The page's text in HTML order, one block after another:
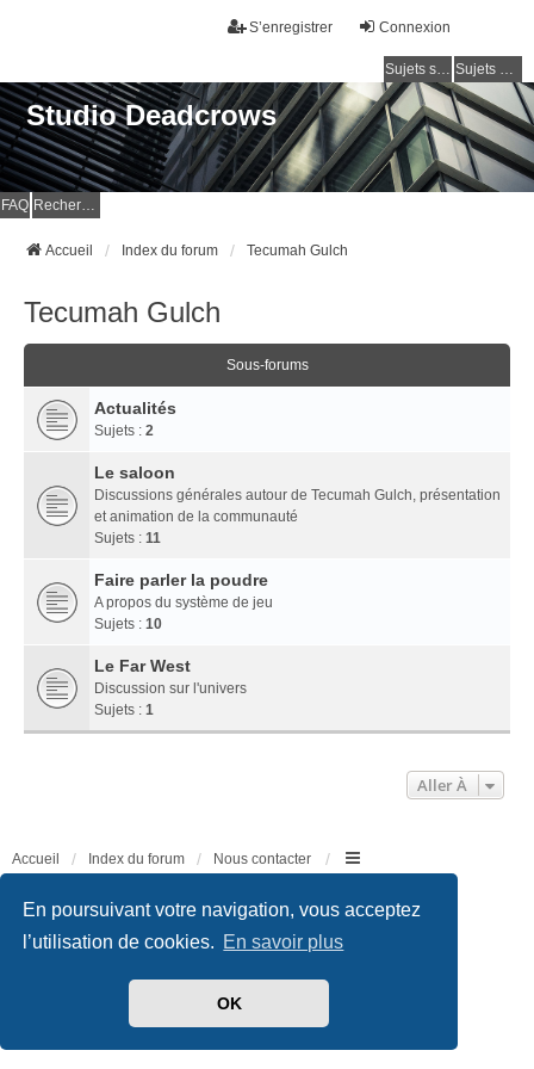
En poursuivant votre navigation, vous acceptez
l’utilisation de cookies. En savoir plus
OK
Connexion
S’enregistrer
Sujets sans réponse Sujets actifs
Studio Deadcrows
FAQ Rechercher
Accueil Index du forum Tecumah Gulch
Tecumah Gulch
Sous-forums
Actualités
Sujets : 2
Le saloon
Discussions générales autour de Tecumah Gulch, présentation
et animation de la communauté
Sujets : 11
Faire parler la poudre
A propos du système de jeu
Sujets : 10
Le Far West
Discussion sur l'univers
Sujets : 1
Aller À
Accueil Index du forum Nous contacter
Développé par phpBB
® Forum Software © phpBB Limited
Traduit par
Style we_universal created by INVENTEA & v12mike